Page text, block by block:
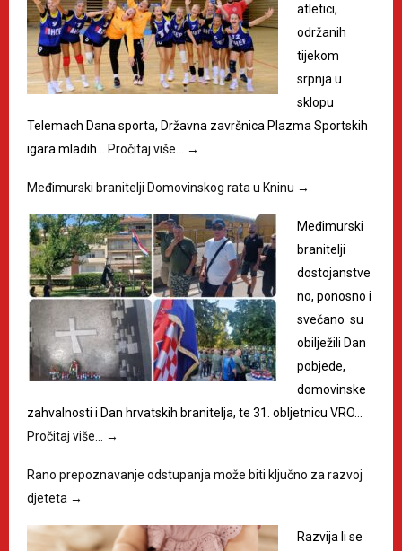
atletici,
održanih
tijekom
srpnja u
sklopu
Telemach Dana sporta, Državna završnica Plazma Sportskih
igara mladih… Pročitaj više… →
Međimurski branitelji Domovinskog rata u Kninu →
Međimurski
branitelji
dostojanstve
no, ponosno i
svečano su
obilježili Dan
pobjede,
domovinske
zahvalnosti i Dan hrvatskih branitelja, te 31. obljetnicu VRO…
Pročitaj više…
→
Rano prepoznavanje odstupanja može biti ključno za razvoj
djeteta →
Razvija li se